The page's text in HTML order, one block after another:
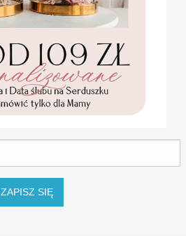
ok. 28 cm wysokości, szerokość
ZAPISZ SIĘ